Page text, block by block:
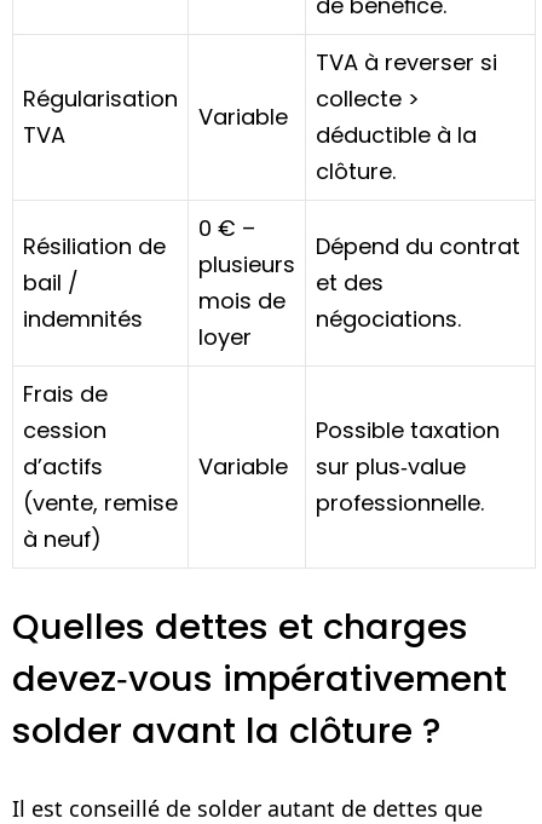
Régularisation
TVA
Variable
TVA à reverser si
collecte >
déductible à la
clôture.
Résiliation de
bail /
indemnités
0 € –
plusieurs
mois de
loyer
Dépend du contrat
et des
négociations.
Frais de
cession
d’actifs
(vente, remise
à neuf)
Variable
Possible taxation
sur plus‑value
professionnelle.
Quelles dettes et charges
devez‑vous impérativement
solder avant la clôture ?
Il est conseillé de solder autant de dettes que